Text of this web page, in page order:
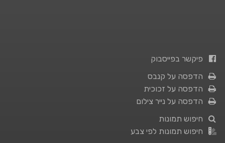
פיקשר בפייסבוק
הדפסה על קנבס
הדפסה על זכוכית
הדפסה על נייר צילום
חיפוש תמונות
חיפוש תמונות לפי צבע